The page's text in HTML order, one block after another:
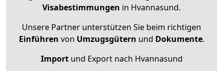
Visabestimmungen in Hvannasund.
Unsere Partner unterstützen Sie beim richtigen
Einführen von Umzugsgütern und Dokumente.
Importund Export nach Hvannasund